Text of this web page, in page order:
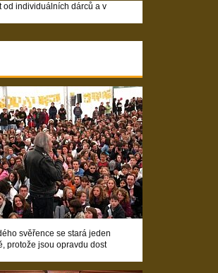
od individuálních dárců a v
svěřence se stará jeden
protože jsou opravdu dost